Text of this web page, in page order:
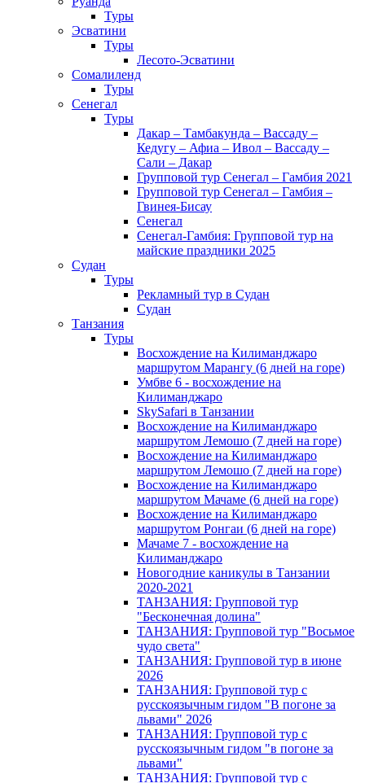
Туры
Эсватини
Туры
Лесото-Эсватини
Сомалиленд
Туры
Сенегал
Туры
Дакар – Тамбакунда – Вассаду –
Кедугу – Афиа – Ивол – Вассаду –
Сали – Дакар
Групповой тур Сенегал – Гамбия 2021
Групповой тур Сенегал – Гамбия –
Гвинея-Бисау
Сенегал
Сенегал-Гамбия: Групповой тур на
майские праздники 2025
Судан
Туры
Рекламный тур в Cудан
Cудан
Танзания
Туры
Восхождение на Килиманджаро
маршрутом Марангу (6 дней на горе)
Умбве 6 - восхождение на
Килиманджаро
SkySafari в Танзании
Восхождение на Килиманджаро
маршрутом Лемошо (7 дней на горе)
Восхождение на Килиманджаро
маршрутом Лемошо (7 дней на горе)
Восхождение на Килиманджаро
маршрутом Мачаме (6 дней на горе)
Восхождение на Килиманджаро
маршрутом Ронгаи (6 дней на горе)
Мачаме 7 - восхождение на
Килиманджаро
Новогодние каникулы в Танзании
2020-2021
ТАНЗАНИЯ: Групповой тур
"Бесконечная долина"
ТАНЗАНИЯ: Групповой тур "Восьмое
чудо света"
ТАНЗАНИЯ: Групповой тур в июне
2026
ТАНЗАНИЯ: Групповой тур с
русскоязычным гидом "В погоне за
львами" 2026
ТАНЗАНИЯ: Групповой тур с
русскоязычным гидом "в погоне за
львами"
ТАНЗАНИЯ: Групповой тур с